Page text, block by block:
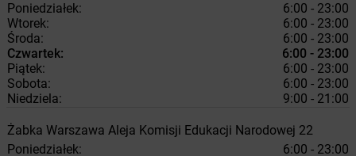
Poniedziałek:
6:00 - 23:00
Wtorek:
6:00 - 23:00
Środa:
6:00 - 23:00
Czwartek:
6:00 - 23:00
Piątek:
6:00 - 23:00
Sobota:
6:00 - 23:00
Niedziela:
9:00 - 21:00
Żabka Warszawa Aleja Komisji Edukacji Narodowej 22
Poniedziałek:
6:00 - 23:00